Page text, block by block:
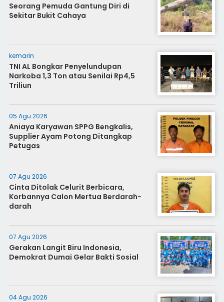
Seorang Pemuda Gantung Diri di
Sekitar Bukit Cahaya
kemarin
TNI AL Bongkar Penyelundupan
Narkoba 1,3 Ton atau Senilai Rp4,5
Triliun
05 Agu 2026
Aniaya Karyawan SPPG Bengkalis,
Supplier Ayam Potong Ditangkap
Petugas
07 Agu 2026
Cinta Ditolak Celurit Berbicara,
Korbannya Calon Mertua Berdarah-
darah
07 Agu 2026
Gerakan Langit Biru Indonesia,
Demokrat Dumai Gelar Bakti Sosial
04 Agu 2026